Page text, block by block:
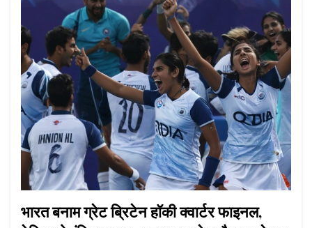
भारत बनाम ग्रेट ब्रिटेन हॉकी क्वार्टर फाइनल,